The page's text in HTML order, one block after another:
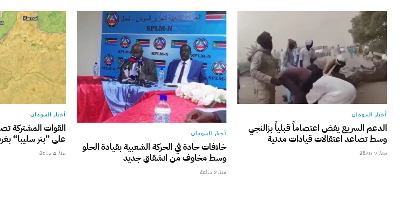
أخبار السودان
الدعم السريع يفض اعتصاماً قبلياً بزالنجي
وسط تصاعد اعتقالات قيادات مدنية
منذ 7 دقيقة
أخبار السودان
خلافات حادة في الحركة الشعبية بقيادة الحلو
وسط مخاوف من انشقاق جديد
منذ 2 ساعة
أخبار السودان
القوات المشتركة
على ”بئر سليبا“
منذ 4 ساعة